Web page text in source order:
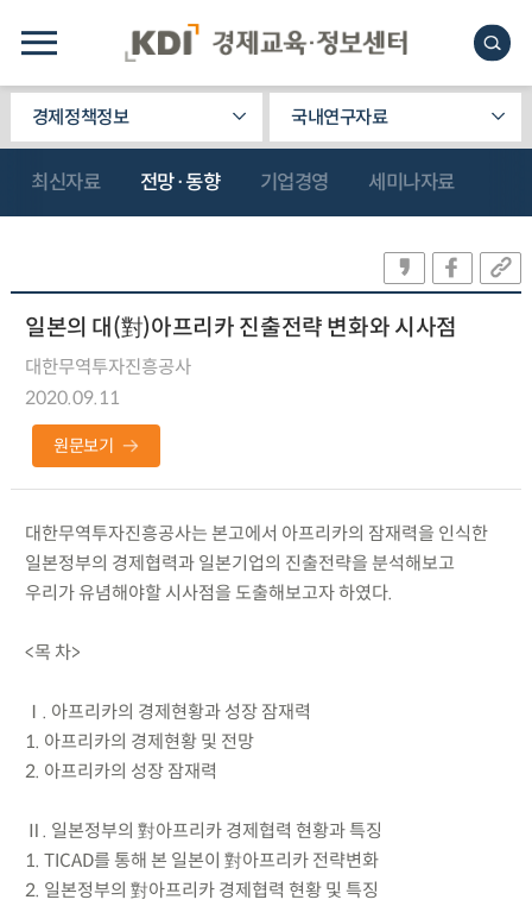
경제정책정보 국내연구자료
최신자료 전망·동향 기업경영 세미나자료
일본의 대(對)아프리카 진출전략 변화와 시사점
대한무역투자진흥공사
2020.09.11
원문보기
대한무역투자진흥공사는 본고에서 아프리카의 잠재력을 인식한
일본정부의 경제협력과 일본기업의 진출전략을 분석해보고
우리가 유념해야할 시사점을 도출해보고자 하였다.
<목 차>
Ⅰ. 아프리카의 경제현황과 성장 잠재력
1. 아프리카의 경제현황 및 전망
2. 아프리카의 성장 잠재력
Ⅱ. 일본정부의 對아프리카 경제협력 현황과 특징
1. TICAD를 통해 본 일본이 對아프리카 전략변화
2. 일본정부의 對아프리카 경제협력 현황 및 특징